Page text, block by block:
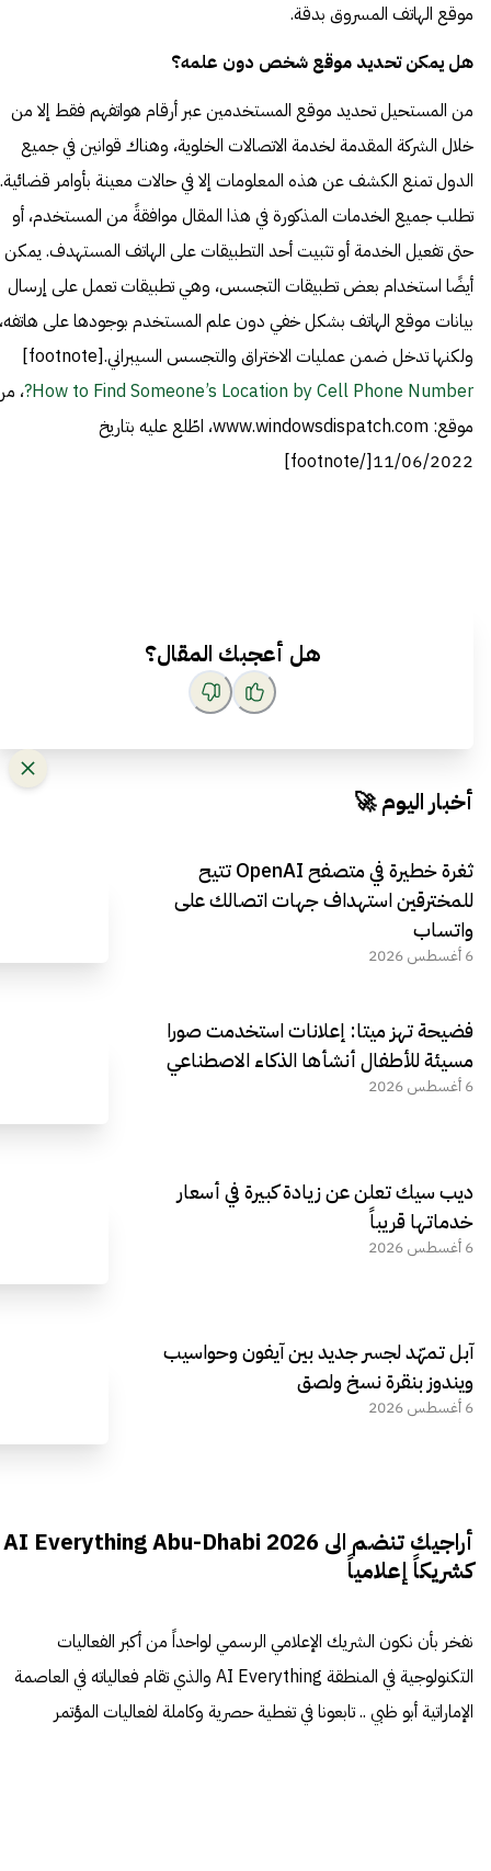
موقع الهاتف المسروق بدقة.
هل يمكن تحديد موقع شخص دون علمه؟
من المستحيل تحديد موقع المستخدمين عبر أرقام هواتفهم فقط إلا من
خلال الشركة المقدمة لخدمة الاتصالات الخلوية، وهناك قوانين في جميع
الدول تمنع الكشف عن هذه المعلومات إلا في حالات معينة بأوامر قضائية.
تطلب جميع الخدمات المذكورة في هذا المقال موافقةً من المستخدم، أو
حتى تفعيل الخدمة أو تثبيت أحد التطبيقات على الهاتف المستهدف. يمكن
أيضًا استخدام بعض تطبيقات التجسس، وهي تطبيقات تعمل على إرسال
بيانات موقع الهاتف بشكل خفي دون علم المستخدم بوجودها على هاتفه،
ولكنها تدخل ضمن عمليات الاختراق والتجسس السيبراني.[footnote]
How to Find Someone’s Location by Cell Phone Number? ،
موقع: www.windowsdispatch.com، اطّلع عليه بتاريخ
11/06/2022[/footnote]
هل أعجبك المقال؟
أخبار اليوم 🚀
ثغرة خطيرة في متصفح OpenAI تتيح
للمخترقين استهداف جهات اتصالك على
واتساب
6 أغسطس 2026
فضيحة تهز ميتا: إعلانات استخدمت صورا
مسيئة للأطفال أنشأها الذكاء الاصطناعي
6 أغسطس 2026
ديب سيك تعلن عن زيادة كبيرة في أسعار
خدماتها قريباً
6 أغسطس 2026
آبل تمهّد لجسر جديد بين آيفون وحواسيب
ويندوز بنقرة نسخ ولصق
6 أغسطس 2026
أراجيك تنضم الى AI Everything Abu-Dhabi 2026
كشريكاً إعلامياً
نفخر بأن نكون الشريك الإعلامي الرسمي لواحداً من أكبر الفعاليات
التكنولوجية في المنطقة AI Everything والذي تقام فعالياته في العاصمة
الإماراتية أبو ظبي .. تابعونا في تغطية حصرية وكاملة لفعاليات المؤتمر